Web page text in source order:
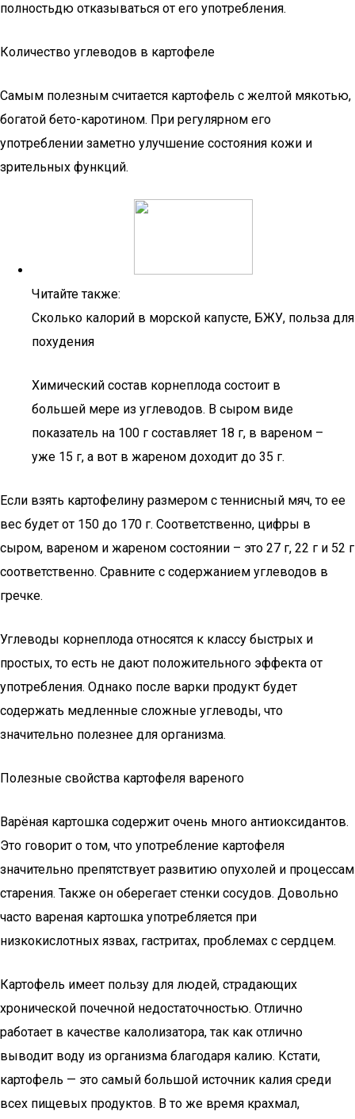
полностьдю отказываться от его употребления.
Количество углеводов в картофеле
Самым полезным считается картофель с желтой мякотью,
богатой бето-каротином. При регулярном его
употреблении заметно улучшение состояния кожи и
зрительных функций.
Читайте также:
Сколько калорий в морской капусте, БЖУ, польза для
похудения
Химический состав корнеплода состоит в
большей мере из углеводов. В сыром виде
показатель на 100 г составляет 18 г, в вареном –
уже 15 г, а вот в жареном доходит до 35 г.
Если взять картофелину размером с теннисный мяч, то ее
вес будет от 150 до 170 г. Соответственно, цифры в
сыром, вареном и жареном состоянии – это 27 г, 22 г и 52 г
соответственно. Сравните с содержанием углеводов в
гречке.
Углеводы корнеплода относятся к классу быстрых и
простых, то есть не дают положительного эффекта от
употребления. Однако после варки продукт будет
содержать медленные сложные углеводы, что
значительно полезнее для организма.
Полезные свойства картофеля вареного
Варёная картошка содержит очень много антиоксидантов.
Это говорит о том, что употребление картофеля
значительно препятствует развитию опухолей и процессам
старения. Также он оберегает стенки сосудов. Довольно
часто вареная картошка употребляется при
низкокислотных язвах, гастритах, проблемах с сердцем.
Картофель имеет пользу для людей, страдающих
хронической почечной недостаточностью. Отлично
работает в качестве калолизатора, так как отлично
выводит воду из организма благодаря калию. Кстати,
картофель — это самый большой источник калия среди
всех пищевых продуктов. В то же время крахмал,